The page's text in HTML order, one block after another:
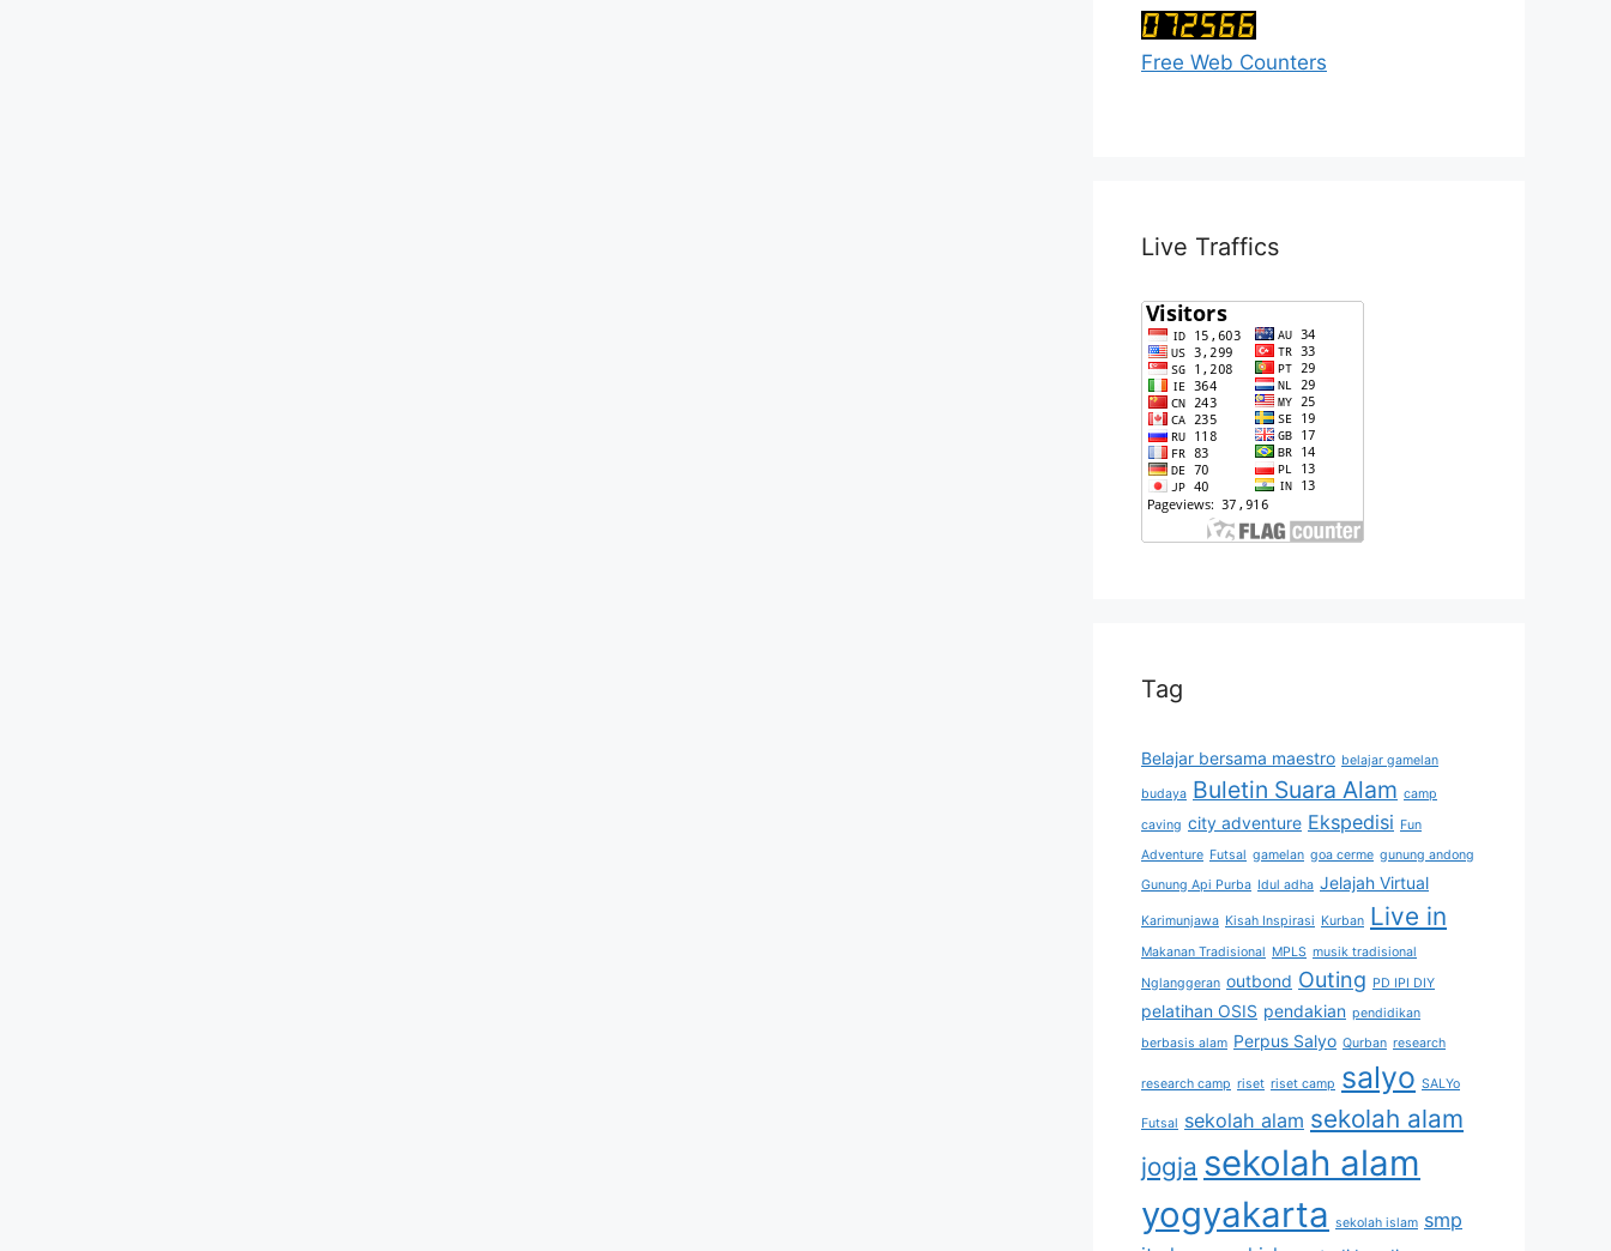
Free Web Counters
Live Traffics
Tag
Belajar bersama maestro belajar gamelan
budaya Buletin Suara Alam camp
caving city adventure Ekspedisi Fun
Adventure Futsal gamelan goa cerme gunung andong
Gunung Api Purba Idul adha Jelajah Virtual
Karimunjawa Kisah Inspirasi Kurban Live in
Makanan Tradisional MPLS musik tradisional
Nglanggeran outbond Outing PD IPI DIY
pelatihan OSIS pendakian pendidikan
berbasis alam Perpus Salyo Qurban research
research camp riset riset camp salyo SALYo
Futsal sekolah alam sekolah alam
jogja sekolah alam
yogyakarta sekolah islam smp